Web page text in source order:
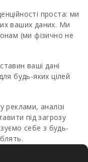
проста: ми
ваших даних. Ми
(ми фізично не
ваші дані
будь-яких цілей
реклами, аналізі
під загрозу
себе з будь-